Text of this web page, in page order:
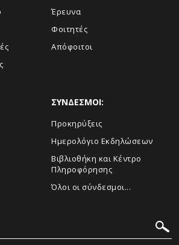
Έρευνα
Φοιτητές
Απόφοιτοι
ΣΥΝΔΕΣΜΟΙ:
Προκηρύξεις
Ημερολόγιο Εκδηλώσεων
Βιβλιοθήκη και Κέντρο
Πληροφόρησης
Όλοι οι σύνδεσμοι...